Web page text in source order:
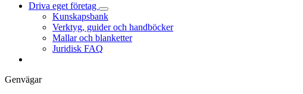
Driva eget företag
Kunskapsbank
Verktyg, guider och handböcker
Mallar och blanketter
Juridisk FAQ
Genvägar